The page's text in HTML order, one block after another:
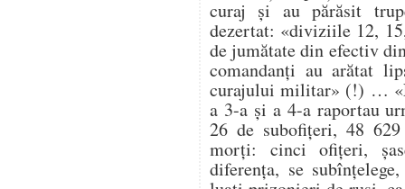
curaj și au părăsit
dezertat: «diviziile 12,
de jumătate din efectiv
comandanți au arătat
curajului militar» (!) …
a 3-a și a 4-a raportau
26 de subofițeri, 48
morți: cinci ofițeri,
diferența, se